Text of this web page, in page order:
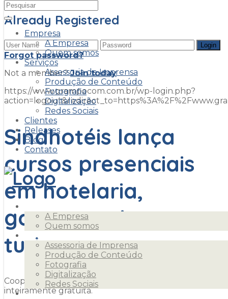
Empresa
A Empresa
Quem somos
Serviços
Assessoria de Imprensa
Produção de Conteúdo
Fotografia
Digitalização
Redes Sociais
Clientes
Releases
Blog
Contato
A Empresa
Quem somos
Serviços
Assessoria de Imprensa
Produção de Conteúdo
Fotografia
Digitalização
Redes Sociais
Clientes
Already Registered
Forgot password?
Not a member?Join today
https://www.grampocom.com.br/wp-login.php?
Sindhotéis lança
cursos presenciais
em hotelaria,
gastronomia e
turismo
Cooperados do Sicoob têm direito à inscrição
inteiramente gratuita.